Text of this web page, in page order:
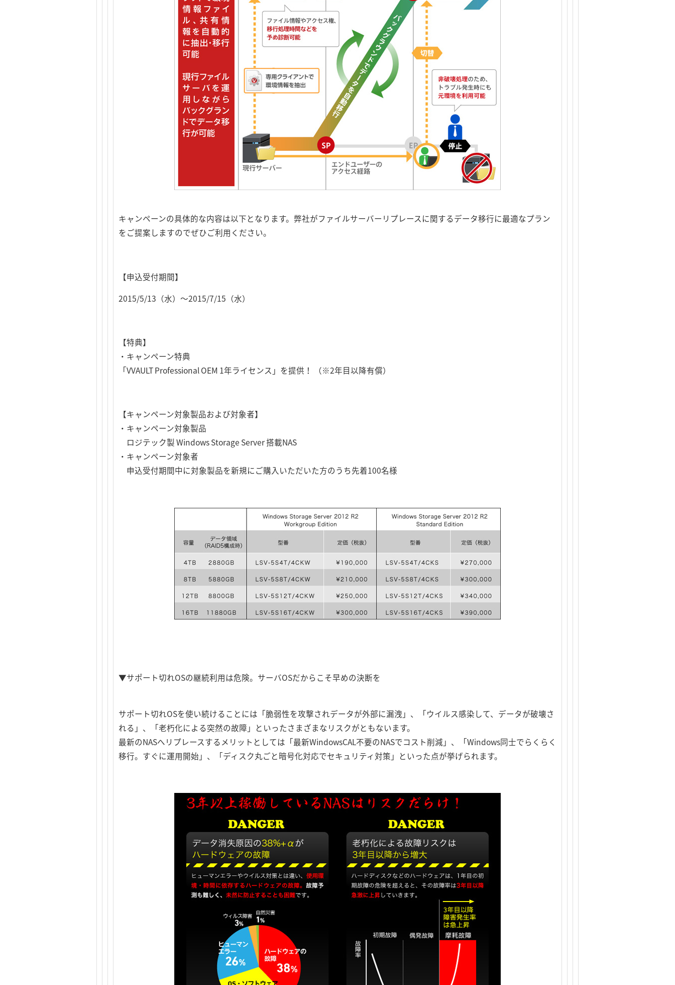
キャンペーンの具体的な内容は以下となります。弊社がファイルサーバーリプレースに関するデータ移行に最適なプラン
をご提案しますのでぜひご利用ください。
【申込受付期間】
2015/5/13（水）～2015/7/15（水）
【特典】
・キャンペーン特典
「VVAULT Professional OEM 1年ライセンス」を提供！ （※2年目以降有償）
【キャンペーン対象製品および対象者】
・キャンペーン対象製品
ロジテック製 Windows Storage Server 搭載NAS
・キャンペーン対象者
申込受付期間中に対象製品を新規にご購入いただいた方のうち先着100名様
▼サポート切れOSの継続利用は危険。サーバOSだからこそ早めの決断を
サポート切れOSを使い続けることには「脆弱性を攻撃されデータが外部に漏洩」、「ウイルス感染して、データが破壊さ
れる」、「老朽化による突然の故障」といったさまざまなリスクがともないます。
最新のNASへリプレースするメリットとしては「最新WindowsCAL不要のNASでコスト削減」、「Windows同士でらくらく
移行。すぐに運用開始」、「ディスク丸ごと暗号化対応でセキュリティ対策」といった点が挙げられます。